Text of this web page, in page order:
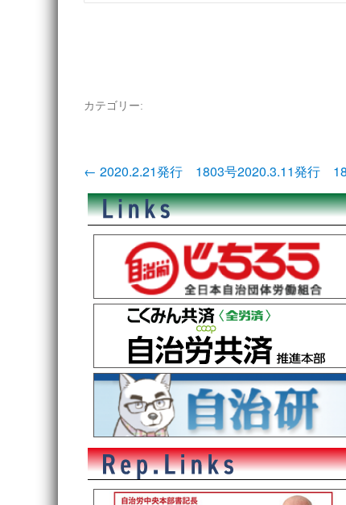
カテゴリー:
投
ナ
ビ
ゲ
← 2020.2.21発行 1803号2020.3.11発行